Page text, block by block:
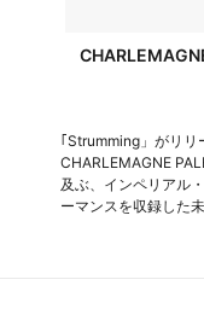
｢Strumming」がリリ
CHARLEMAGNE
及ぶ、インペリアル
ーマンスを収録した